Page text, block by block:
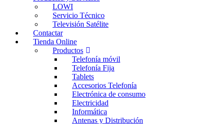
LOWI
Servicio Técnico
Televisión Satélite
Contactar
Tienda Online
Productos
Telefonía móvil
Telefonía Fija
Tablets
Accesorios Telefonía
Electrónica de consumo
Electricidad
Informática
Antenas y Distribución